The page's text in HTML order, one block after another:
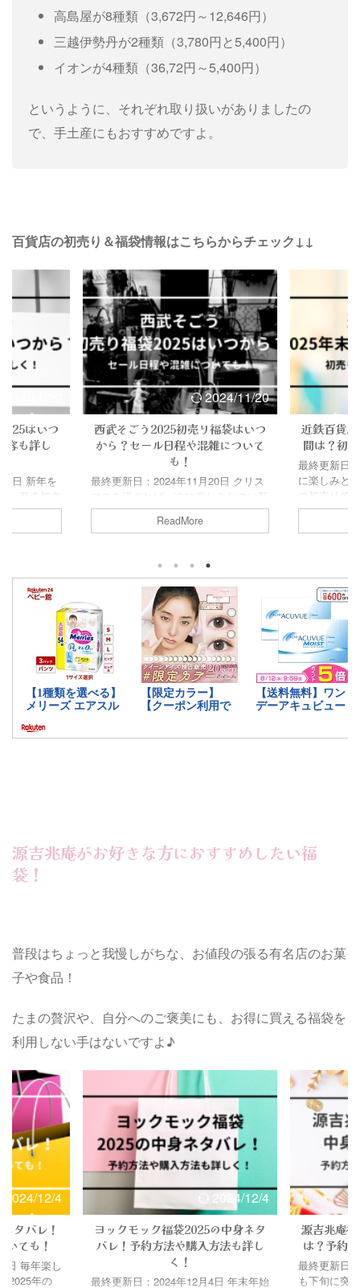
高島屋が8種類（3,672円～12,646円）
三越伊勢丹が2種類（3,780円と5,400円）
イオンが4種類（36,72円～5,400円）
というように、それぞれ取り扱いがありましたの
で、手土産にもおすすめですよ。
百貨店の初売り＆福袋情報はこちらからチェック↓↓
はいつ
容も詳し
日 新年を
…新春初売
ルやお得
つからい
雑状況や
わせてご紹
(店舗・公
2024/11/20
西武そごう2025初売り福袋はいつ
から？セール日程や混雑について
も！
最終更新日：2024年11月20日 クリス
マスを過ぎれば、次に楽しみなのは新
春初売りですね。 初売りと言えば、
セールやお得な福袋が満載…！！これ
2025年度の初売りはいつからなのか
開店時間や混雑状況に加えセールや福
袋情報も合わせてご紹介致します！
Contents 西武・そごう2025の初売り
はいつからいつまで？西武・そごう
2025の年末年始の営業時間は？西
武・そごう2025のセール日程は？西
部・そごう2025の福袋販売は？西
武・そごう ...
ReadMore
近鉄百貨
間は？初
最終更新日
に楽しみと
の初売りで
お得な福袋
混雑状況、
てご紹介致
貨店2025年
鉄百貨店
らいつまで
福袋販売に
20 ...
源吉兆庵がお好きな方におすすめしたい福
袋！
普段はちょっと我慢しがちな、お値段の張る有名店のお菓
子や食品！
たまの贅沢や、自分へのご褒美にも、お得に買える福袋を
利用しない手はないですよ♪
2024/12/4
タバレ！
ても！
日 毎年楽し
2025年の
2024/12/4
ヨックモック福袋2025の中身ネタ
バレ！予約方法や購入方法も詳し
く！
最終更新日：2024年12月4日 年末年始
源吉兆庵
は？予約
最終更新日
も下旬に突